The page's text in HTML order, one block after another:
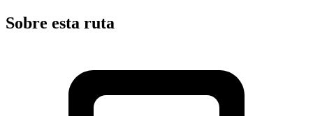
Sobre esta ruta